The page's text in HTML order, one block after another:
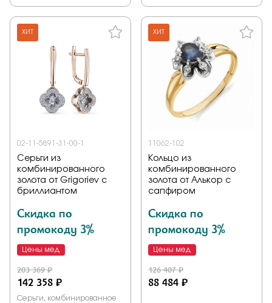
ХИТ
02-11-5891-31-00-1
Серьги из
комбинированного
золота от Grigoriev с
бриллиантом
Скидка по
промокоду 3%
Цены мед
203 369 ₽
142 358 ₽
Серьги, комбинированное
ХИТ
11062-102
Кольцо из
комбинированного
золота от Алькор с
сапфиром
Скидка по
промокоду 3%
Цены мед
126 407 ₽
88 484 ₽